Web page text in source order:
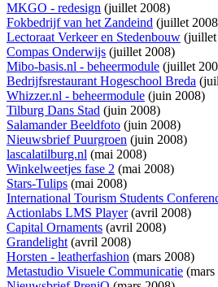
MKGO - redesign (juillet 2008)
Fokbedrijf van het Zandeind (juillet
Lectoraat Verkeer en Stedenbouw
Compas Onderwijs (juillet 2008)
Mibo-basis.nl - beheermodule (juillet
Bedrijfsrestaurant Hogeschool Breda
Whizzer.nl - beheermodule (juin 2008)
Tilburg Dans Stad (juin 2008)
Salamander Beeldfoto (juin 2008)
Nieuwsbrief Puurgroen (juin 2008)
lascalatilburg.nl (mai 2008)
Winkelweetjes fase 2 (mai 2008)
Stars-Tulips (mai 2008)
International Tourism Students
Actionlabs LMS Player(avril 2008)
Capital Ornaments (avril 2008)
Grandelight(avril 2008)
Horsten - leatherfashion (mars 2008)
Metastudio Visuele Communicatie